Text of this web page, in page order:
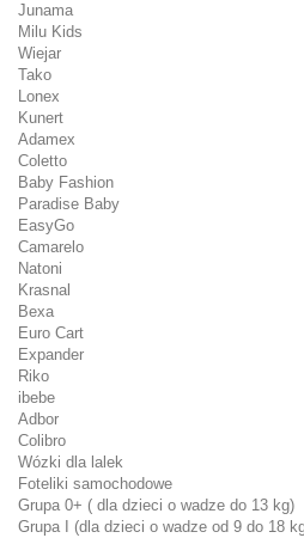
Junama
Milu Kids
Wiejar
Tako
Lonex
Kunert
Adamex
Coletto
Baby Fashion
Paradise Baby
EasyGo
Camarelo
Natoni
Krasnal
Bexa
Euro Cart
Expander
Riko
ibebe
Adbor
Colibro
Wózki dla lalek
Foteliki samochodowe
Grupa 0+ ( dla dzieci o wadze do 13 kg)
Grupa I (dla dzieci o wadze od 9 do 18